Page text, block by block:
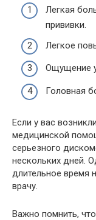
Легкая
прививки.
Легкое
Ощущение
Головная
Если у вас
медицинской
серьезного
нескольких дней.
длительное время
врачу.
Важно помнить,